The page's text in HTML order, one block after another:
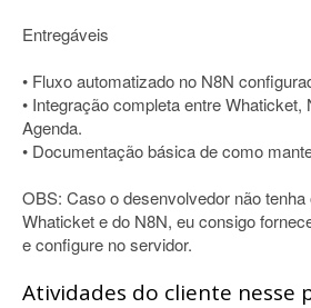
Entregáveis
• Fluxo automatizado no N8N
• Integração completa entre
Agenda.
• Documentação básica de como
OBS: Caso o desenvolvedor não
Whaticket e do N8N, eu consigo
e configure no servidor.
Atividades do cliente nesse